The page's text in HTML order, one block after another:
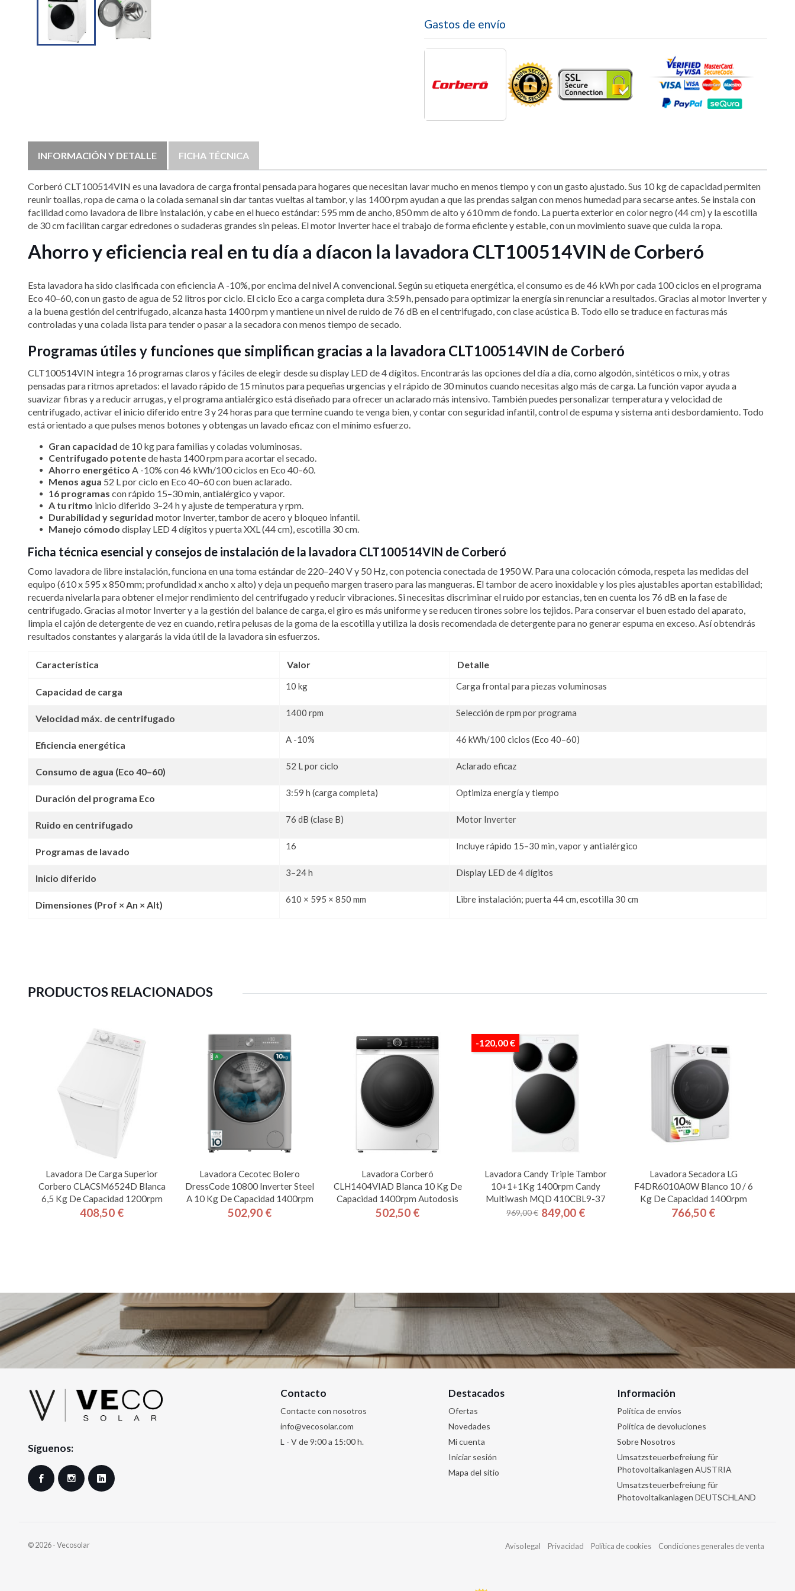
Gastos de envío
INFORMACIÓN Y DETALLE FICHA TÉCNICA
Corberó CLT100514VIN es una lavadora de carga frontal pensada para hogares que necesitan lavar mucho en menos tiempo y con un gasto ajustado. Sus 10 kg de capacidad permiten
reunir toallas, ropa de cama o la colada semanal sin dar tantas vueltas al tambor, y las 1400 rpm ayudan a que las prendas salgan con menos humedad para secarse antes. Se instala con
facilidad como lavadora de libre instalación, y cabe en el hueco estándar: 595 mm de ancho, 850 mm de alto y 610 mm de fondo. La puerta exterior en color negro (44 cm) y la escotilla
de 30 cm facilitan cargar edredones o sudaderas grandes sin peleas. El motor Inverter hace el trabajo de forma eficiente y estable, con un movimiento suave que cuida la ropa.
Ahorro y eficiencia real en tu día a día con la lavadora CLT100514VIN de Corberó
Esta lavadora ha sido clasificada con eficiencia A -10%, por encima del nivel A convencional. Según su etiqueta energética, el consumo es de 46 kWh por cada 100 ciclos en el programa
Eco 40–60, con un gasto de agua de 52 litros por ciclo. El ciclo Eco a carga completa dura 3:59 h, pensado para optimizar la energía sin renunciar a resultados. Gracias al motor Inverter y
a la buena gestión del centrifugado, alcanza hasta 1400 rpm y mantiene un nivel de ruido de 76 dB en el centrifugado, con clase acústica B. Todo ello se traduce en facturas más
controladas y una colada lista para tender o pasar a la secadora con menos tiempo de secado.
Programas útiles y funciones que simplifican gracias a la lavadora CLT100514VIN de Corberó
CLT100514VIN integra 16 programas claros y fáciles de elegir desde su display LED de 4 dígitos. Encontrarás las opciones del día a día, como algodón, sintéticos o mix, y otras
pensadas para ritmos apretados: el lavado rápido de 15 minutos para pequeñas urgencias y el rápido de 30 minutos cuando necesitas algo más de carga. La función vapor ayuda a
suavizar fibras y a reducir arrugas, y el programa antialérgico está diseñado para ofrecer un aclarado más intensivo. También puedes personalizar temperatura y velocidad de
centrifugado, activar el inicio diferido entre 3 y 24 horas para que termine cuando te venga bien, y contar con seguridad infantil, control de espuma y sistema anti desbordamiento. Todo
está orientado a que pulses menos botones y obtengas un lavado eficaz con el mínimo esfuerzo.
Gran capacidad de 10 kg para familias y coladas voluminosas.
Centrifugado potentede hasta 1400 rpm para acortar el secado.
Ahorro energético A -10% con 46 kWh/100 ciclos en Eco 40–60.
Menos agua 52 L por ciclo en Eco 40–60 con buen aclarado.
16 programas con rápido 15–30 min, antialérgico y vapor.
A tu ritmo inicio diferido 3–24 h y ajuste de temperatura y rpm.
Durabilidad y seguridad motor Inverter, tambor de acero y bloqueo infantil.
Manejo cómodo display LED 4 dígitos y puerta XXL (44 cm), escotilla 30 cm.
Ficha técnica esencial y consejos de instalación de la lavadora CLT100514VIN de Corberó
Como lavadora de libre instalación, funciona en una toma estándar de 220–240 V y 50 Hz, con potencia conectada de 1950 W. Para una colocación cómoda, respeta las medidas del
equipo (610 x 595 x 850 mm; profundidad x ancho x alto) y deja un pequeño margen trasero para las mangueras. El tambor de acero inoxidable y los pies ajustables aportan estabilidad;
recuerda nivelarla para obtener el mejor rendimiento del centrifugado y reducir vibraciones. Si necesitas discriminar el ruido por estancias, ten en cuenta los 76 dB en la fase de
centrifugado. Gracias al motor Inverter y a la gestión del balance de carga, el giro es más uniforme y se reducen tirones sobre los tejidos. Para conservar el buen estado del aparato,
limpia el cajón de detergente de vez en cuando, retira pelusas de la goma de la escotilla y utiliza la dosis recomendada de detergente para no generar espuma en exceso. Así obtendrás
resultados constantes y alargarás la vida útil de la lavadora sin esfuerzos.
Característica Valor Detalle
Capacidad de carga 10 kg Carga frontal para piezas voluminosas
Velocidad máx. de centrifugado 1400 rpm Selección de rpm por programa
Eficiencia energética A -10% 46 kWh/100 ciclos (Eco 40–60)
Consumo de agua (Eco 40–60) 52 L por ciclo Aclarado eficaz
Duración del programa Eco 3:59 h (carga completa) Optimiza energía y tiempo
Ruido en centrifugado 76 dB (clase B) Motor Inverter
Programas de lavado 16 Incluye rápido 15–30 min, vapor y antialérgico
Inicio diferido 3–24 h Display LED de 4 dígitos
Dimensiones (Prof × An × Alt) 610 × 595 × 850 mm Libre instalación; puerta 44 cm, escotilla 30 cm
PRODUCTOS RELACIONADOS
Lavadora De Carga Superior
Corbero CLACSM6524D Blanca
6,5 Kg De Capacidad 1200rpm
Precio
408,50 €
Lavadora Cecotec Bolero
DressCode 10800 Inverter Steel
A 10 Kg De Capacidad 1400rpm
Precio
502,90 €
Lavadora Corberó
CLH1404VIAD Blanca 10 Kg De
Capacidad 1400rpm Autodosis
Precio
502,50 €
Lavadora Candy Triple Tambor
10+1+1Kg 1400rpm Candy
Multiwash MQD 410CBL9-37
Precio
969,00 € Precio
849,00 €
-120,00 €
Lavadora Secadora LG
F4DR6010A0W Blanco 10 / 6
Kg De Capacidad 1400rpm
Precio
766,50 €
Síguenos:
Facebook Instagram
Contacto
Contacte con nosotros
info@vecosolar.com
L - V de 9:00 a 15:00 h.
Destacados
Ofertas
Novedades
Mi cuenta
Iniciar sesión
Mapa del sitio
Información
Política de envíos
Política de devoluciones
Sobre Nosotros
Umsatzsteuerbefreiung für
Photovoltaikanlagen AUSTRIA
Umsatzsteuerbefreiung für
Photovoltaikanlagen DEUTSCHLAND
© 2026 - Vecosolar Aviso legal Privacidad Política de cookies Condiciones generales de venta